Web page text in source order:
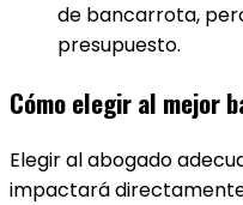
de bancarrota,
presupuesto.
Cómo elegir al mejor
Elegir al abogado
impactará